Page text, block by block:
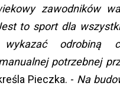
zawodników
to sport dla
odrobiną
potrzebnej
Pieczka. - Na